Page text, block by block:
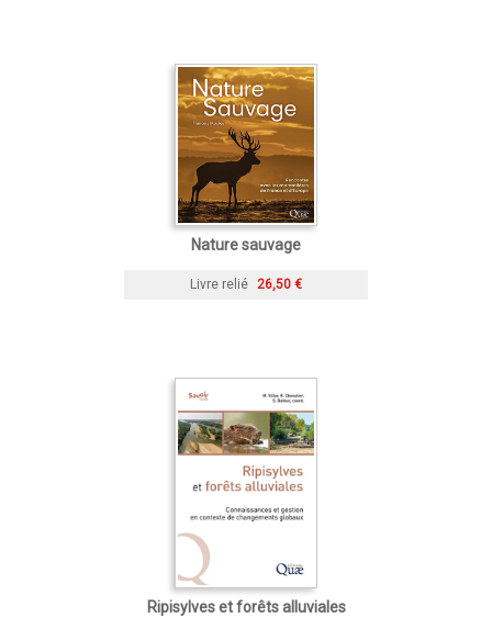
Nature sauvage
Livre relié 26,50 €
Ripisylves et forêts alluviales